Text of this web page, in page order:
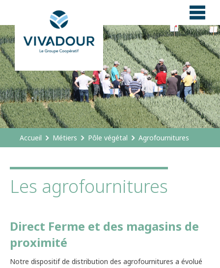
Accueil Métiers Pôle végétal Agrofournitures
Les agrofournitures
Direct Ferme et des magasins de
proximité
Notre dispositif de distribution des agrofournitures a évolué